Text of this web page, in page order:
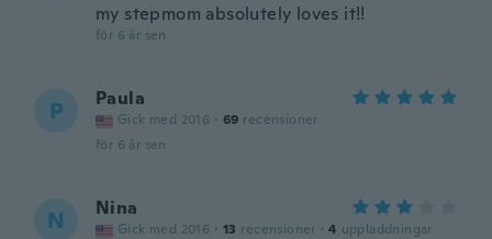
my stepmom absolutely loves it!!
för 6 år sen
P Paula
Gick med 2016 · 69 recensioner
för 6 år sen
N Nina
Gick med 2016 · 13 recensioner · 4 uppladdningar